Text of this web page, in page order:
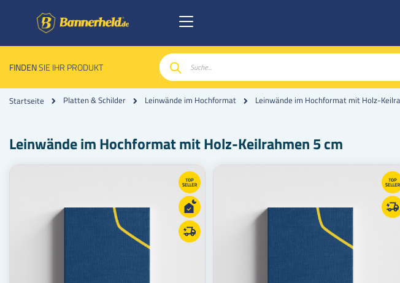
FINDENSIE IHR PRODUKT
Suche
Startseite Platten & Schilder Leinwände im Hochformat Leinwände im Hochformat mit Holz-
Leinwände im Hochformat mit Holz-Keilrahmen 5 cm